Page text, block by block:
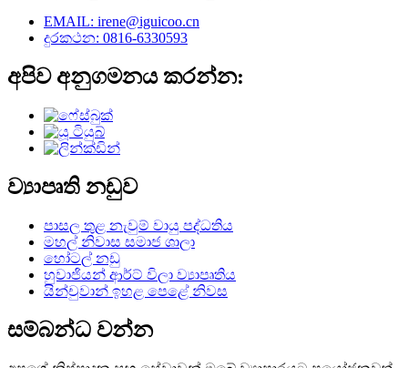
EMAIL: irene@iguicoo.cn
දුරකථන: 0816-6330593
අපිව අනුගමනය කරන්න:
ව්‍යාපෘති නඩුව
පාසල තුළ නැවුම් වායු පද්ධතිය
මහල් නිවාස සමාජ ශාලා
හෝටල් නඩු
හුවාජියන් ආර්ට් විලා ව්‍යාපෘතිය
යින්චුවාන් ඉහළ පෙළේ නිවස
සම්බන්ධ වන්න